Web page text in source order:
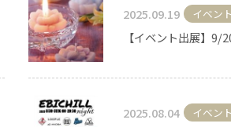
2025.09.19 イベント
【イベント出展】9/
2025.08.04 イベント